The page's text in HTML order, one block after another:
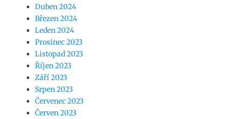
Duben 2024
Březen 2024
Leden 2024
Prosinec 2023
Listopad 2023
Říjen 2023
Září 2023
Srpen 2023
Červenec 2023
Červen 2023